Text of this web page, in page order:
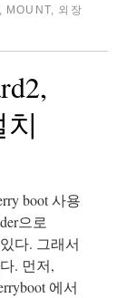
, MOUNT, 외장
boot 사용
으로
다. 그래서
. 먼저,
에서